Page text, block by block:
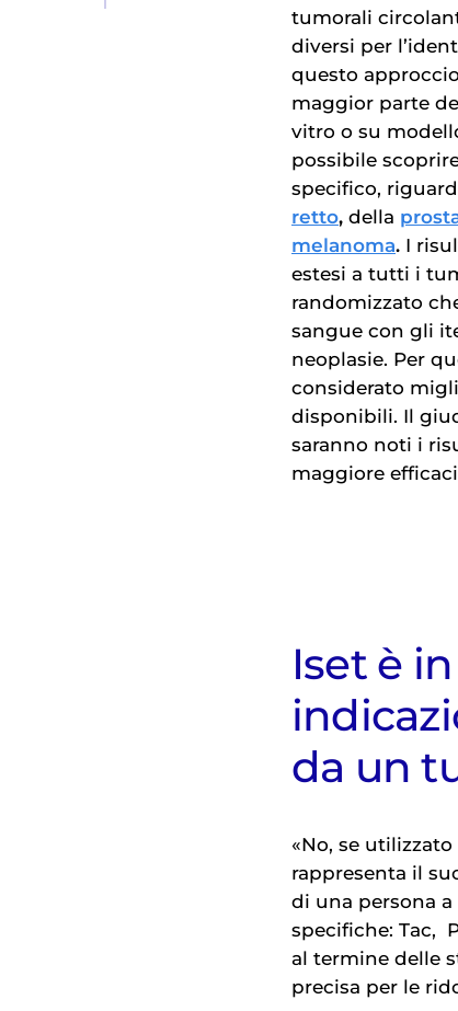
tumorali
diversi per
questo
maggior parte
vitro o su
possibile
specifico,
retto, della
melanoma. I
estesi a tutti i
randomizzato
sangue con gli
neoplasie. Per
considerato
disponibili. Il
saranno noti i
maggiore
Iset è
da un
«No, se
rappresenta il
di una persona
specifiche: Tac,
al termine delle
precisa per le